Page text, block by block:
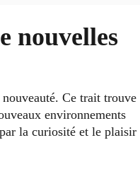
nouvelles
Ce trait trouve
environnements
la curiosité et le plaisir